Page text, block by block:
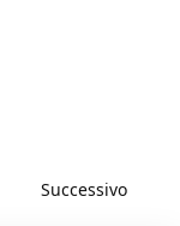
Successivo